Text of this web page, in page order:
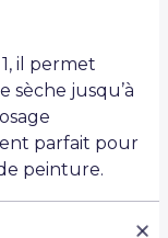
il permet
sèche jusqu’à
parfait pour
peinture.